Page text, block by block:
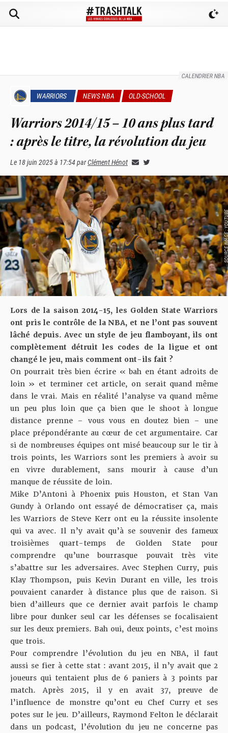
CALENDRIER NBA
WARRIORS NEWS NBA OLD-SCHOOL
Warriors 2014/15 – 10 ans plus tard
: après le titre, la révolution du jeu
Le 18 juin 2025 à 17:54parClément Hénot
SOURCE
Lors de la saison 2014-15, les Golden State Warriors
ont pris le contrôle de la NBA, et ne l’ont pas souvent
lâché depuis. Avec un style de jeu flamboyant, ils ont
complètement détruit les codes de la ligue et ont
changé le jeu, mais comment ont-ils fait ?
On pourrait très bien écrire « bah en étant adroits de
loin » et terminer cet article, on serait quand même
dans le vrai. Mais en réalité l’analyse va quand même
un peu plus loin que ça bien que le shoot à longue
distance prenne – vous vous en doutez bien – une
place prépondérante au cœur de cet argumentaire. Car
si de nombreuses équipes ont misé beaucoup sur le tir à
trois points, les Warriors sont les premiers à avoir su
en vivre durablement, sans mourir à cause d’un
manque de réussite de loin.
Mike D’Antoni à Phoenix puis Houston, et Stan Van
Gundy à Orlando ont essayé de démocratiser ça, mais
les Warriors de Steve Kerr ont eu la réussite insolente
qui va avec. Il n’y avait qu’à se souvenir des fameux
troisièmes quart-temps de Golden State pour
comprendre qu’une bourrasque pouvait très vite
s’abattre sur les adversaires. Avec Stephen Curry, puis
Klay Thompson, puis Kevin Durant en ville, les trois
pouvaient canarder à distance plus que de raison. Si
bien d’ailleurs que ce dernier avait parfois le champ
libre pour dunker seul car les défenses se focalisaient
sur les deux premiers. Bah oui, deux points, c’est moins
que trois.
Pour comprendre l’évolution du jeu en NBA, il faut
aussi se fier à cette stat : avant 2015, il n’y avait que 2
joueurs qui tentaient plus de 6 paniers à 3 points par
match. Après 2015, il y en avait 37, preuve de
l’influence de monstre qu’ont eu Chef Curry et ses
potes sur le jeu. D’ailleurs, Raymond Felton le déclarait
dans un podcast, l’évolution du jeu ne concerne pas